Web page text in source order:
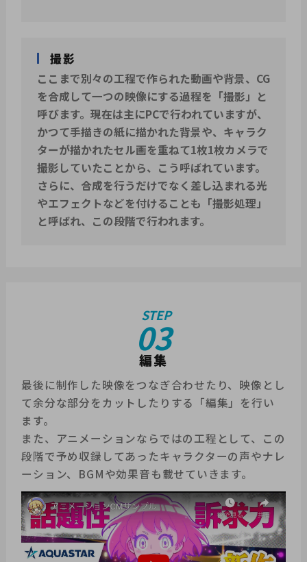
撮影
ここまで別々の工程で作られた動画や背景、CG
を合成して一つの映像にする過程を「撮影」と
呼びます。現在は主にPCで行われていますが、
かつて手描きの紙に描かれた背景や、キャラク
ターが描かれたセル画を重ねて1枚1枚カメラで
撮影していたことから、こう呼ばれています。
さらに、合成を行うだけでなく差し込まれる光
やエフェクトなどを付けることも「撮影処理」
と呼ばれ、この段階で行われます。
STEP
03
編集
最後に制作した映像をつなぎ合わせたり、映像とし
て余分な部分をカットしたりする「編集」を行い
ます。
また、アニメーションならではの工程として、この
段階で予め収録してあったキャラクターの声やナレ
ーション、BGMや効果音も載せていきます。